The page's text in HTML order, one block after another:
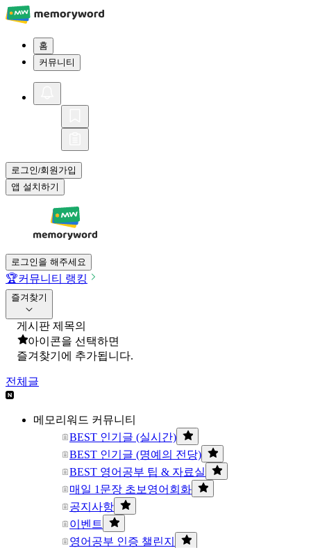
홈
커뮤니티
로그인/회원가입
앱 설치하기
로그인을 해주세요
🏆커뮤니티 랭킹
즐겨찾기
게시판 제목의
아이콘을 선택하면
즐겨찾기에 추가됩니다.
전체글
메모리워드 커뮤니티
BEST 인기글 (실시간)
BEST 인기글 (명예의 전당)
BEST 영어공부 팁 & 자료실
매일 1문장 초보영어회화
공지사항
이벤트
영어공부 인증 챌린지